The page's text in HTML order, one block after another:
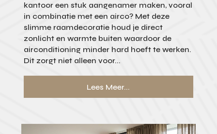
kantoor een stuk aangenamer maken, vooral
in combinatie met een airco? Met deze
slimme raamdecoratie houd je direct
zonlicht en warmte buiten waardoor de
airconditioning minder hard hoeft te werken.
Dit zorgt niet alleen voor...
Lees Meer...